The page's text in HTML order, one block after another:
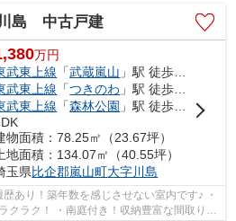
島 中古戸建
万円
武東上線 「武蔵嵐山 」駅 徒歩15分
武東上線 「つきのわ 」駅 徒歩20分
武東上線 「森林公園 」駅 徒歩54分
物面積：78.25㎡（23.67坪）
地面積：134.07㎡（40.55坪）
玉県比企郡嵐山町大字川島
あり！築年数を感じさせない室内です♪ ・
クラク！ ・南庭付き！収納豊富な間取りで